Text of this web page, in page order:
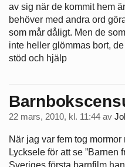
av sig när de kommit hem
behöver med andra ord
som mår dåligt. Men de
inte heller glömmas bort,
stöd och hjälp
22 mars, 2010, kl. 11:44 av
När jag var fem tog
Lycksele för att se ”Barnen
Sveriges första barnfilm